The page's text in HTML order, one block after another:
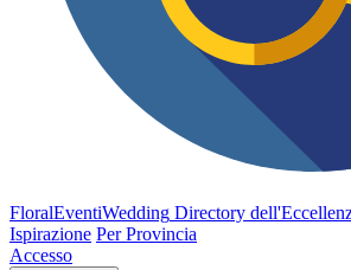
FloralEventiWedding Directory
Ispirazione Per Provincia
Accesso